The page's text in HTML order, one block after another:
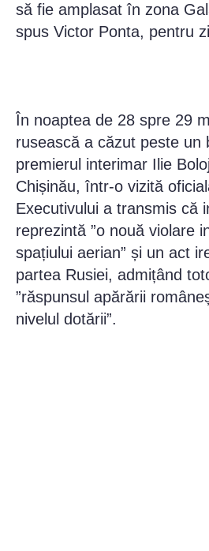
să fie amplasat în zona
spus Victor Ponta, pentru
În noaptea de 28 spre 29
rusească a căzut peste un
premierul interimar Ilie
Chișinău, într-o vizită
Executivului a transmis că
reprezintă ”o nouă violare
spațiului aerian” și un act
partea Rusiei, admițând
”răspunsul apărării
nivelul dotării”.